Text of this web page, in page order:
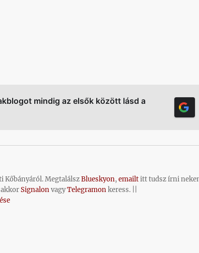
mindig az elsők között lásd a
Kőbányáról. MegtalálszBlueskyon,emailtitt tudsz írni
SignalonvagyTelegramonkeress. ||